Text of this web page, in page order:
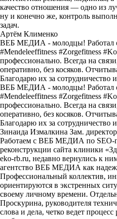
качество отношения — одно из
ну и конечно же, контроль
задач.
Артём Клименко
ВЕБ МЕДИА - молодцы! Работал
#Mendeleeffitness #Zorgefitness
профессионально. Всегда на
оперативно, без косяков.
Благодарю их за сотрудничество
ВЕБ МЕДИА - молодцы! Работал
#Mendeleeffitness #Zorgefitness
профессионально. Всегда на
оперативно, без косяков.
Благодарю их за сотрудничество
Зинаида Измалкина Зам.
Работаем с ВЕБ МЕДИА по SEO-
реконструкции сайта клиники
eko-rb.ru, недавно вернулись к
агентство ВЕБ МЕДИА как
Профессиональный коллектив,
ориентируются в экстренных
своему личному времени.
Проскурина, руководителя
слова и дела, четко ведет